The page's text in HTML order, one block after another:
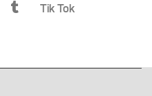
Tik Tok